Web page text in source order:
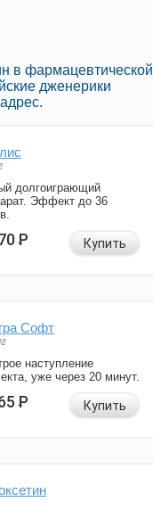
в фармацевтической
дженерики
долгоиграющий
Эффект до 36
Р Купить
Софт
наступление
уже через 20 минут.
Р Купить